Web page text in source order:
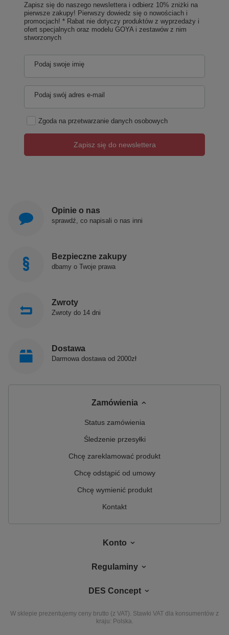
Zapisz się do naszego newslettera i odbierz 10% zniżki na
pierwsze zakupy! Pierwszy dowiedz się o nowościach i
promocjach! * Rabat nie dotyczy produktów z wyprzedaży i
ofert specjalnych oraz modelu GOYA i zestawów z nim
stworzonych
Podaj swoje imię
Podaj swój adres e-mail
Zgoda na przetwarzanie danych osobowych
Zapisz się do newslettera
Opinie o nas
sprawdź, co napisali o nas inni
Bezpieczne zakupy
dbamy o Twoje prawa
Zwroty
Zwroty do 14 dni
Dostawa
Darmowa dostawa od 2000zł
Zamówienia
Status zamówienia
Śledzenie przesyłki
Chcę zareklamować produkt
Chcę odstąpić od umowy
Chcę wymienić produkt
Kontakt
Konto
Regulaminy
DES Concept
W sklepie prezentujemy ceny brutto (z VAT). Stawki VAT dla konsumentów z
kraju: Polska.